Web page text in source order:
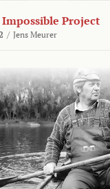
Project
/ Jens Meurer